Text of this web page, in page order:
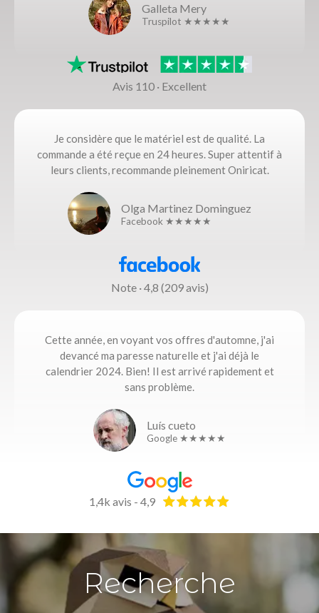
Galleta Mery
Truspilot ★★★★★
Avis 110 · Excellent
Je considère que le matériel est de qualité. La
commande a été reçue en 24 heures. Super attentif à
leurs clients, recommande pleinement Oniricat.
Olga Martinez Dominguez
Facebook ★★★★★
Note · 4,8 (209 avis)
Cette année, en voyant vos offres d'automne, j'ai
devancé ma paresse naturelle et j'ai déjà le
calendrier 2024. Bien! Il est arrivé rapidement et
sans problème.
Luís cueto
Google ★★★★★
1,4k avis - 4,9
Recherche